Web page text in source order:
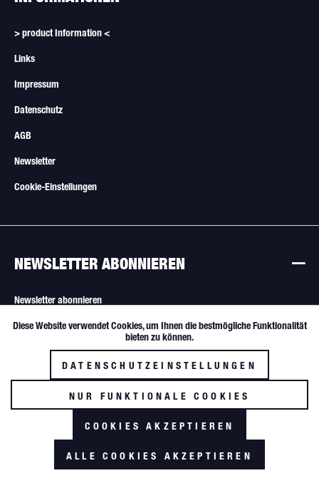
> product Information <
Links
Impressum
Datenschutz
AGB
Newsletter
Cookie-Einstellungen
NEWSLETTER ABONNIEREN
Newsletter abonnieren
Alle Angebote sind freibleibend. Verkauf nur an Wiederverkäufer und
gewerbliche Käufer.
Funktionale Aktiv
Inaktiv
Diese Website verwendet Cookies, um Ihnen die bestmögliche Funktionalität
bieten zu können.
DATENSCHUTZEINSTELLUNGEN
NUR FUNKTIONALE COOKIES
AKZEPTIEREN
COOKIES AKZEPTIEREN
ALLE COOKIES AKZEPTIEREN